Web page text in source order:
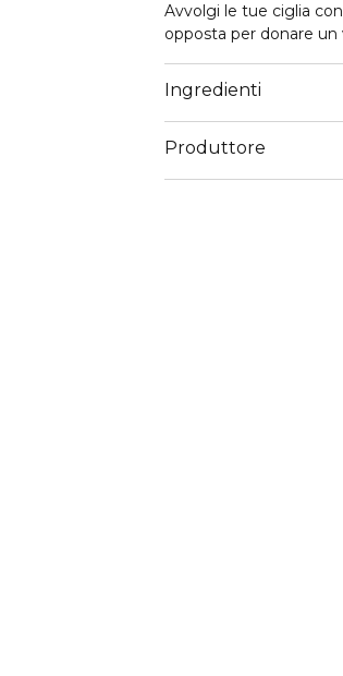
Avvolgi le tue ciglia
opposta per donare
Ingredienti
Produttore